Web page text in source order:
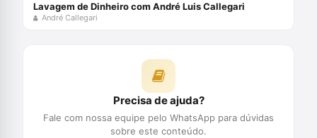
Lavagem de Dinheiro com André Luis Callegari
André Callegari
Precisa de ajuda?
Fale com nossa equipe pelo WhatsApp para dúvidas
sobre este conteúdo.